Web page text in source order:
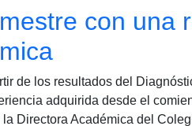
con una
de los resultados del
adquirida desde el
Directora Académica del